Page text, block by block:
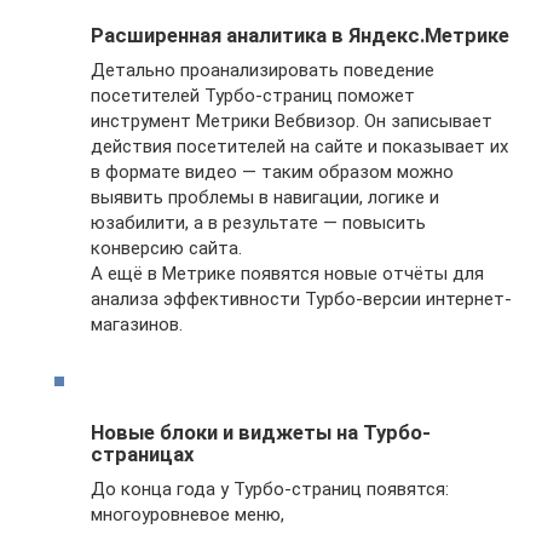
Расширенная аналитика в Яндекс.Метрике
Детально проанализировать поведение
посетителей Турбо-страниц поможет
инструмент Метрики Вебвизор. Он записывает
действия посетителей на сайте и показывает их
в формате видео — таким образом можно
выявить проблемы в навигации, логике и
юзабилити, а в результате — повысить
конверсию сайта.
А ещё в Метрике появятся новые отчёты для
анализа эффективности Турбо-версии интернет-
магазинов.
Новые блоки и виджеты на Турбо-
страницах
До конца года у Турбо-страниц появятся:
многоуровневое меню,